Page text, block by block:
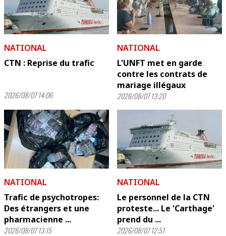
NATIONAL
CTN : Reprise du trafic
2026/08/07 14:06
NATIONAL
L'UNFT met en garde
contre les contrats de
mariage illégaux
2026/08/07 13:20
NATIONAL
Trafic de psychotropes:
Des étrangers et une
pharmacienne ...
2026/08/07 13:15
NATIONAL
Le personnel de la CTN
proteste... Le 'Carthage'
prend du ...
2026/08/07 12:51